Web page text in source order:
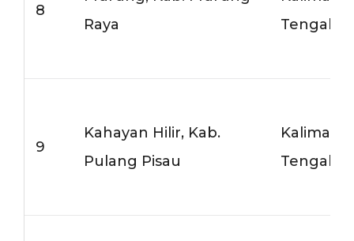
8
Raya
Tengah
9
Kahayan Hilir, Kab.
Pulang Pisau
Tengah